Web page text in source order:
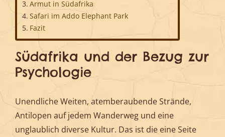
Armut in Südafrika
Safari im Addo Elephant Park
Fazit
Südafrika und der Bezug zur
Psychologie
Unendliche Weiten, atemberaubende Strände,
Antilopen auf jedem Wanderweg und eine
unglaublich diverse Kultur. Das ist die eine Seite